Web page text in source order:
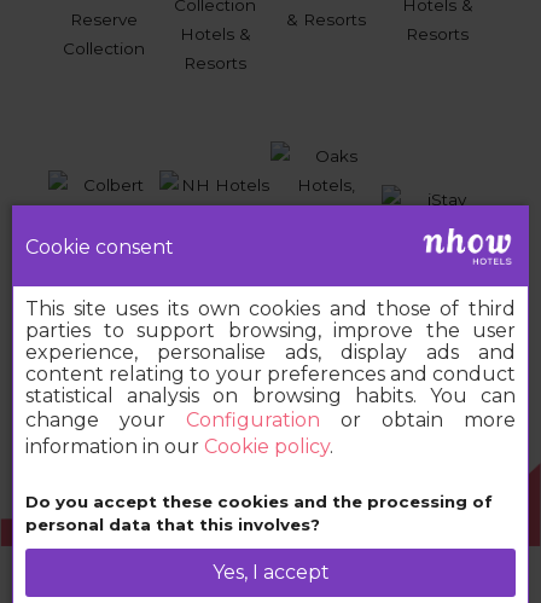
2026 MINOR HOTELS EUROPE & AMERICAS
Cookie consent
This site uses its own cookies and those of third
parties to support browsing, improve the user
experience, personalise ads, display ads and
content relating to your preferences and conduct
statistical analysis on browsing habits. You can
change your Configuration or obtain more
information in our Cookie policy.
Do you accept these cookies and the processing of
personal data that this involves?
Yes, I accept